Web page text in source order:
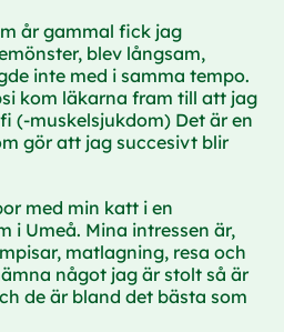
år gammal fick jag
blev långsam,
inte med i samma tempo.
kom läkarna fram till att jag
(-muskelsjukdom) Det är en
gör att jag succesivt blir
med min katt i en
i Umeå. Mina intressen är,
matlagning, resa och
något jag är stolt så är
de är bland det bästa som